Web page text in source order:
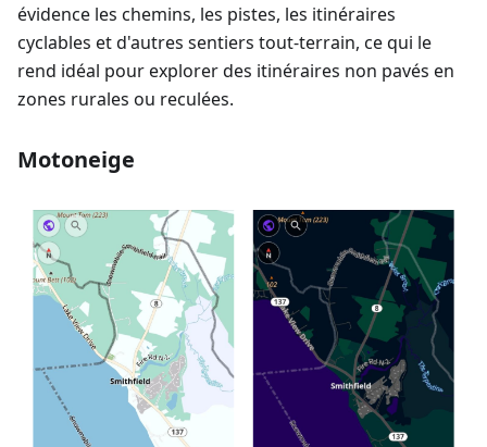
évidence les chemins, les pistes, les itinéraires
cyclables et d'autres sentiers tout-terrain, ce qui le
rend idéal pour explorer des itinéraires non pavés en
zones rurales ou reculées.
Motoneige